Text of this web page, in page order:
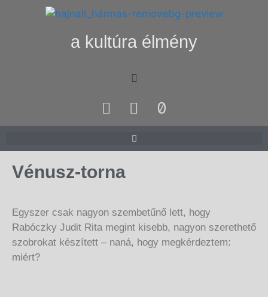
a kultúra élmény
Vénusz-torna
Egyszer csak nagyon szembetűnő lett, hogy
Rabóczky Judit Rita megint kisebb, nagyon szerethető
szobrokat készített – naná, hogy megkérdeztem:
miért?